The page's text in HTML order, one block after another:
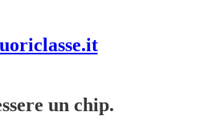
un chip.